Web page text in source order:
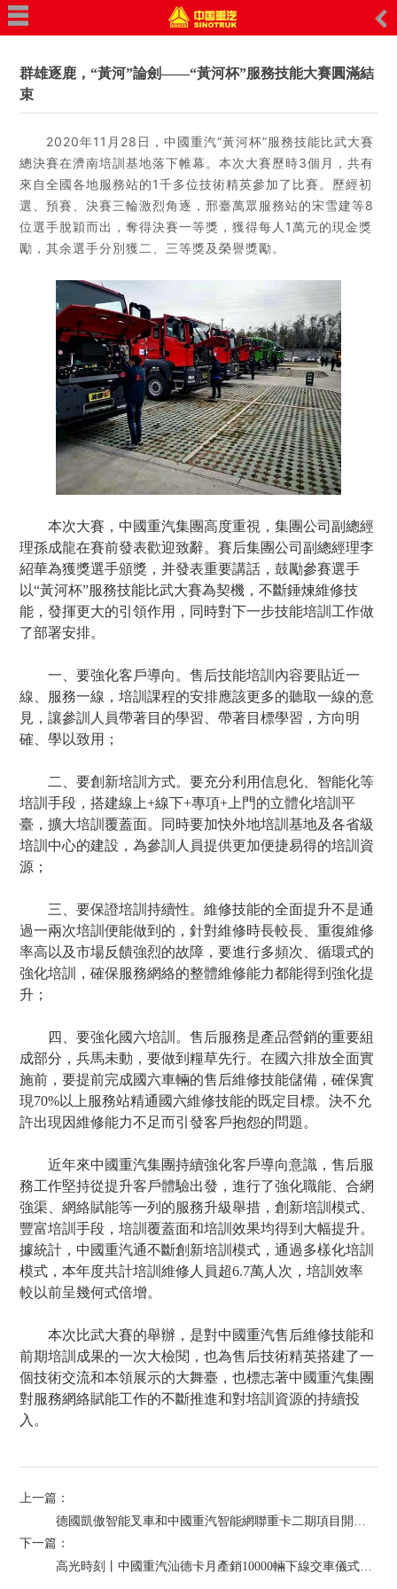
主頁
產品中心
自卸車
牽引車
載貨車
攪拌車
特種車
輕型卡車
半掛車
裝載機
公司新聞
重汽工廠
生產線
倉庫
技術支持
采購指南
操作手冊
維護手冊
售后服務
配件服務
技術服務
聯系我們
群雄逐鹿，“黃河”論劍——“黃河杯”服務技能大賽圓滿結
束
2020年11月28日，中國重汽“黃河杯”服務技能比武大賽
總決賽在濟南培訓基地落下帷幕。本次大賽歷時3個月，共有
來自全國各地服務站的1千多位技術精英參加了比賽。歷經初
選、預賽、決賽三輪激烈角逐，邢臺萬眾服務站的宋雪建等8
位選手脫穎而出，奪得決賽一等獎，獲得每人1萬元的現金獎
勵，其余選手分別獲二、三等獎及榮譽獎勵。
本次大賽，中國重汽集團高度重視，集團公司副總經
理孫成龍在賽前發表歡迎致辭。賽后集團公司副總經理李
紹華為獲獎選手頒獎，并發表重要講話，鼓勵參賽選手
以“黃河杯”服務技能比武大賽為契機，不斷錘煉維修技
能，發揮更大的引領作用，同時對下一步技能培訓工作做
了部署安排。
一、要強化客戶導向。售后技能培訓內容要貼近一
線、服務一線，培訓課程的安排應該更多的聽取一線的意
見，讓參訓人員帶著目的學習、帶著目標學習，方向明
確、學以致用；
二、要創新培訓方式。要充分利用信息化、智能化等
培訓手段，搭建線上+線下+專項+上門的立體化培訓平
臺，擴大培訓覆蓋面。同時要加快外地培訓基地及各省級
培訓中心的建設，為參訓人員提供更加便捷易得的培訓資
源；
三、要保證培訓持續性。維修技能的全面提升不是通
過一兩次培訓便能做到的，針對維修時長較長、重復維修
率高以及市場反饋強烈的故障，要進行多頻次、循環式的
強化培訓，確保服務網絡的整體維修能力都能得到強化提
升；
四、要強化國六培訓。售后服務是產品營銷的重要組
成部分，兵馬未動，要做到糧草先行。在國六排放全面實
施前，要提前完成國六車輛的售后維修技能儲備，確保實
現70%以上服務站精通國六維修技能的既定目標。決不允
許出現因維修能力不足而引發客戶抱怨的問題。
近年來中國重汽集團持續強化客戶導向意識，售后服
務工作堅持從提升客戶體驗出發，進行了強化職能、合網
強渠、網絡賦能等一列的服務升級舉措，創新培訓模式、
豐富培訓手段，培訓覆蓋面和培訓效果均得到大幅提升。
據統計，中國重汽通不斷創新培訓模式，通過多樣化培訓
模式，本年度共計培訓維修人員超6.7萬人次，培訓效率
較以前呈幾何式倍增。
本次比武大賽的舉辦，是對中國重汽售后維修技能和
前期培訓成果的一次大檢閱，也為售后技術精英搭建了一
個技術交流和本領展示的大舞臺，也標志著中國重汽集團
對服務網絡賦能工作的不斷推進和對培訓資源的持續投
入。
上一篇：
下一篇：
高光時刻丨中國重汽汕德卡月產銷10000輛下線交車儀式隆重舉行